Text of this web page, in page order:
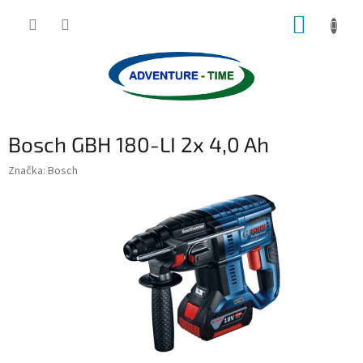
Bosch GBH 180-LI 2x 4,0 Ah
Značka: Bosch